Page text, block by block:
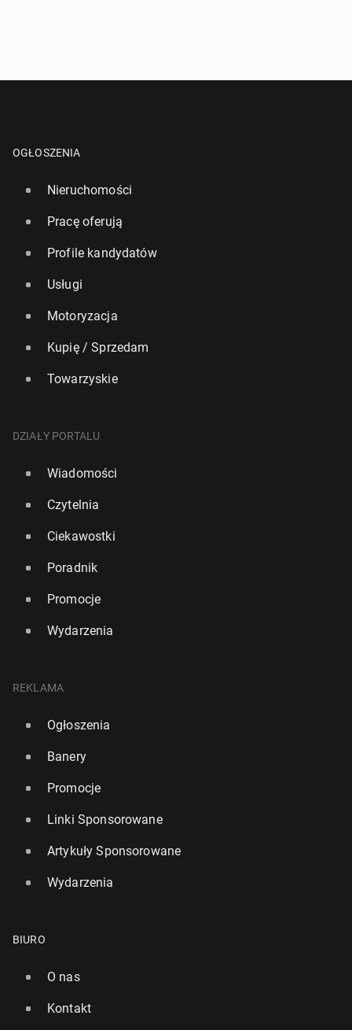
OGŁOSZENIA
Nieruchomości
Pracę oferują
Profile kandydatów
Usługi
Motoryzacja
Kupię / Sprzedam
Towarzyskie
DZIAŁY PORTALU
Wiadomości
Czytelnia
Ciekawostki
Poradnik
Promocje
Wydarzenia
REKLAMA
Ogłoszenia
Banery
Promocje
Linki Sponsorowane
Artykuły Sponsorowane
Wydarzenia
BIURO
O nas
Kontakt